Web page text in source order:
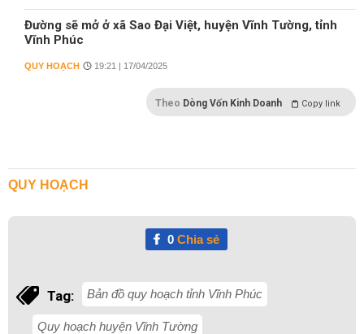
Đường sẽ mở ở xã Sao Đại Việt, huyện Vĩnh Tường, tỉnh
Vĩnh Phúc
QUY HOẠCH 19:21 | 17/04/2025
Theo Dòng Vốn Kinh Doanh Copy link
QUY HOẠCH
0Chia sẻ
Tag: Bản đồ quy hoạch tỉnh Vĩnh Phúc
Quy hoạch huyện Vĩnh Tường